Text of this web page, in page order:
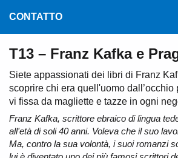
CONTATTO
T13 – Franz Kafka e
Siete appassionati dei libri di Franz
scoprire chi era quell'uomo dall’occhio
vi fissa da magliette e tazze in ogni
Franz Kafka, scrittore ebraico di lingua
all'età di soli 40 anni. Voleva che il suo
Ma, contro la sua volontà, i suoi romanzi